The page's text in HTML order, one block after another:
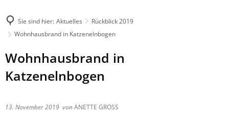
Sie sind hier: Aktuelles
Rückblick 2019
Wohnhausbrand in Katzenelnbogen
Wohnhausbrand in
Katzenelnbogen
13. November 2019 vonANETTE GROSS